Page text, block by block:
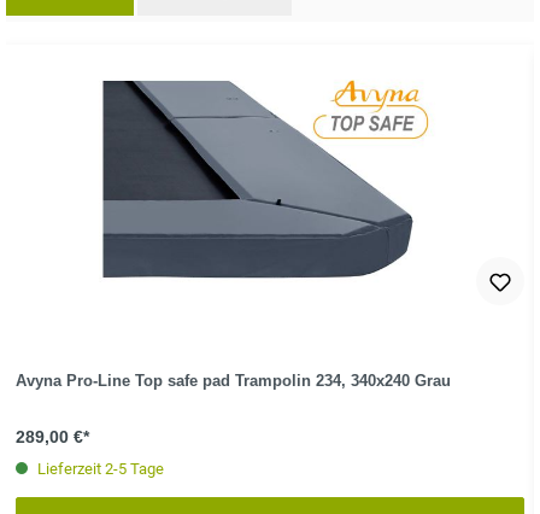
Avyna Pro-Line Top safe pad Trampolin 234, 340x240 Grau
289,00 €*
Lieferzeit 2-5 Tage